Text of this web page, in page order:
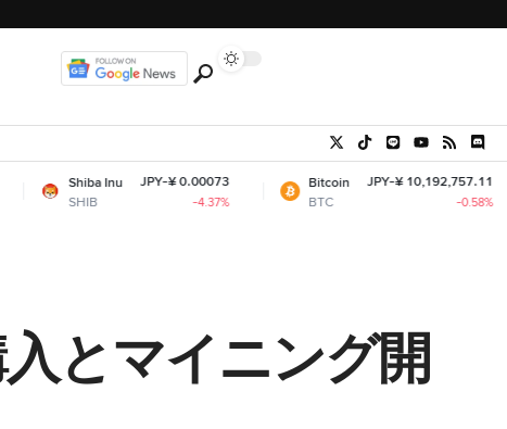
Inu
JPY-¥ 0.00073
Bitcoin
BTC
JPY-¥ 10,192,757.11
ETH
とマイニング開